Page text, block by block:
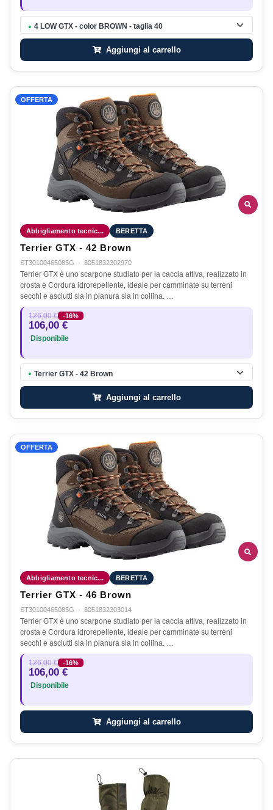
● 4 LOW GTX - color BROWN - taglia 40
Aggiungi al carrello
OFFERTA
Abbigliamento tecnic... BERETTA
Terrier GTX - 42 Brown
ST30100465085G · 8051832302970
Terrier GTX è uno scarpone studiato per la caccia attiva, realizzato in
crosta e Cordura idrorepellente, ideale per camminate su terreni
secchi e asciutti sia in pianura sia in collina. …
126,00 € -16%
106,00 €
Disponibile
● Terrier GTX - 42 Brown
Aggiungi al carrello
OFFERTA
Abbigliamento tecnic... BERETTA
Terrier GTX - 46 Brown
ST30100465085G · 8051832303014
Terrier GTX è uno scarpone studiato per la caccia attiva, realizzato in
crosta e Cordura idrorepellente, ideale per camminate su terreni
secchi e asciutti sia in pianura sia in collina. …
126,00 € -16%
106,00 €
Disponibile
Aggiungi al carrello